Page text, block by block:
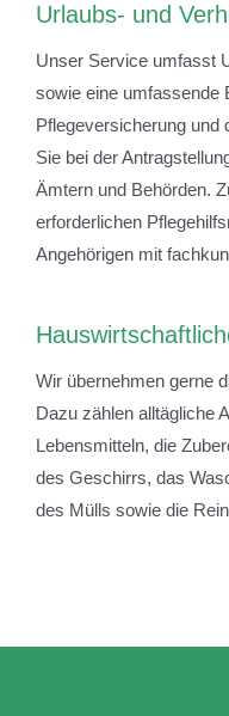
Urlaubs- und
Unser Service umfasst
sowie eine umfassende
Pflegeversicherung und
Sie bei der
Ämtern und Behörden.
erforderlichen
Angehörigen mit
Wir übernehmen gerne
Dazu zählen alltägliche
Lebensmitteln, die
des Geschirrs, das
des Mülls sowie die